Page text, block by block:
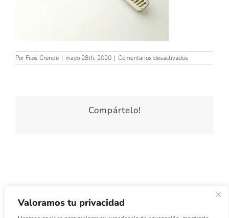
Valoramos tu privacidad
Por Filos Crende | mayo 28th, 2020 | Comentarios desactivados
630-
Compártelo!